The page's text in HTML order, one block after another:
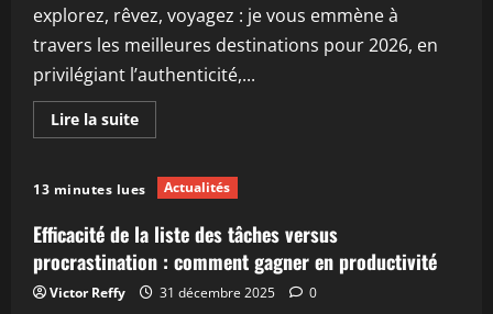
leurs
attentes
explorez, rêvez, voyagez : je vous emmène à
travers les meilleures destinations pour 2026, en
privilégiant l’authenticité,...
Lire la suiteEn
savoir
Explorez,
rêvez,
:
les
meilleures
destinations
pour
2026
13 minutes lues Actualités
Efficacité de la liste des tâches versus
procrastination : comment gagner en productivité
Victor Reffy 31 décembre 2025 0